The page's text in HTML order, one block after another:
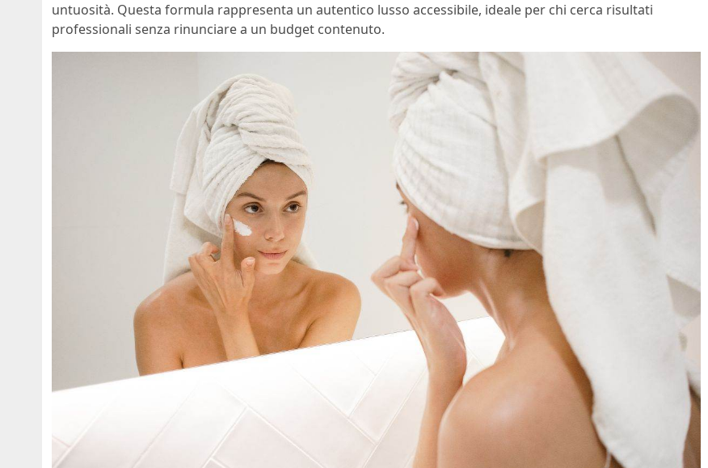
untuosità. Questa formula rappresenta un autentico lusso accessibile, ideale per chi cerca risultati
professionali senza rinunciare a un budget contenuto.